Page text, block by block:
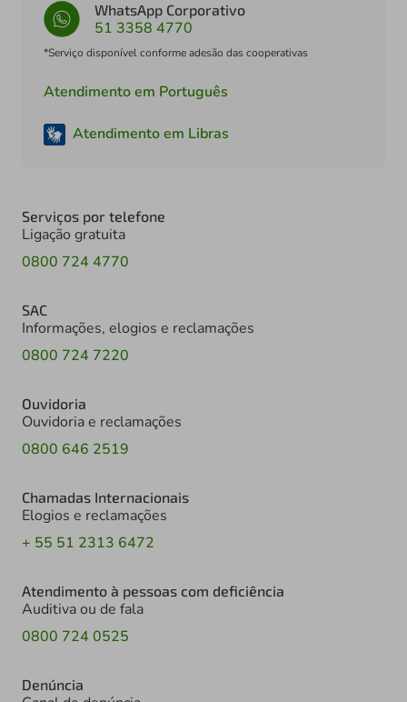
WhatsApp Corporativo
51 3358 4770
*Serviço disponível conforme adesão das cooperativas
Atendimento em Português
Atendimento em Libras
Serviços por telefone
Ligação gratuita
0800 724 4770
SAC
Informações, elogios e reclamações
0800 724 7220
Ouvidoria
Ouvidoria e reclamações
0800 646 2519
Chamadas Internacionais
Elogios e reclamações
+ 55 51 2313 6472
Atendimento à pessoas com deficiência
Auditiva ou de fala
0800 724 0525
Denúncia